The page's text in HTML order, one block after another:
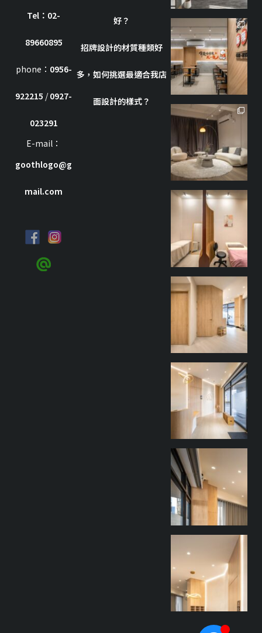
Tel：02-
89660895
phone： 0956-
922215 /0927-
023291
E-mail：
goothlogo@g
mail.com
好？
招牌設計的材質種類好
多，如何挑選最適合我店
面設計的樣式？
goothdesign
10 月 7
goothdesign
7 月 8
goothdesign
9 月 27
goothdesign
9 月 27
goothdesign
9 月 27
goothdesign
9 月 27
9 月 27